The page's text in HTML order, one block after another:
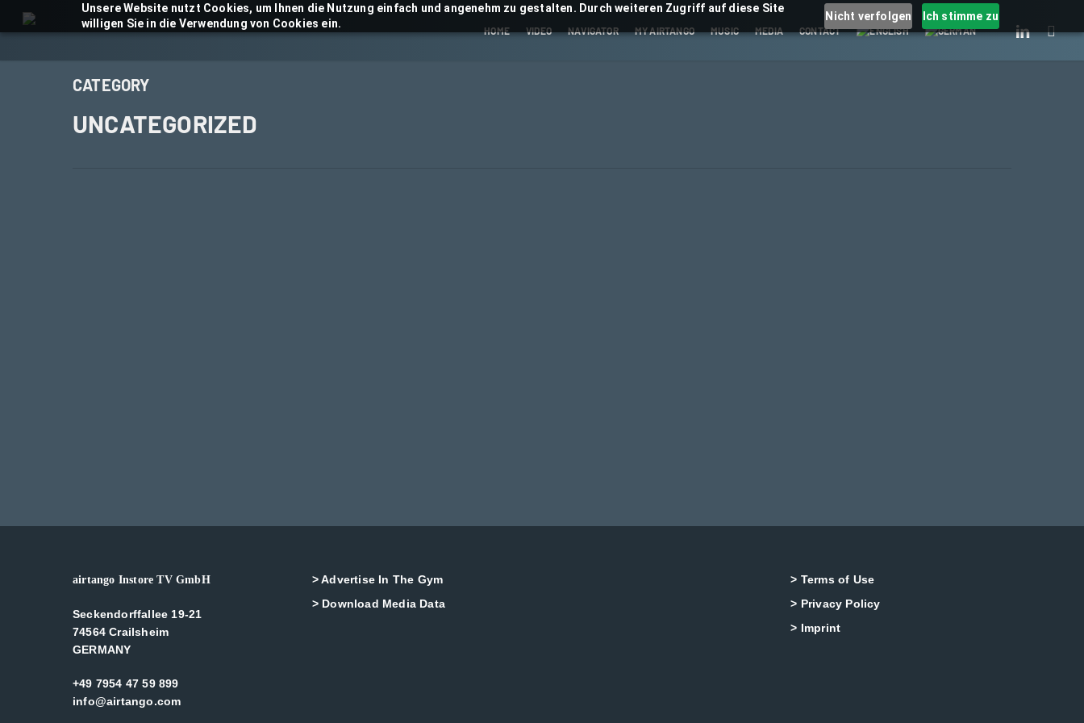
Unsere Website nutzt Cookies, um Ihnen die Nutzung einfach und angenehm zu gestalten. Durch weiteren Zugriff auf diese Site
willigen Sie in die Verwendung von Cookies ein.
Nicht verfolgen Ich stimme zu
content
HOME VIDEO NAVIGATOR MY AIRTANGO MUSIC MEDIA CONTACT LINKEDIN
CATEGORY
UNCATEGORIZED
airtango Instore TV GmbH
Seckendorffallee 19-21
74564 Crailsheim
GERMANY
+49 7954 47 59 899
info@airtango.com
> Advertise In The Gym
> Download Media Data
> Terms of Use
> Privacy Policy
> Imprint